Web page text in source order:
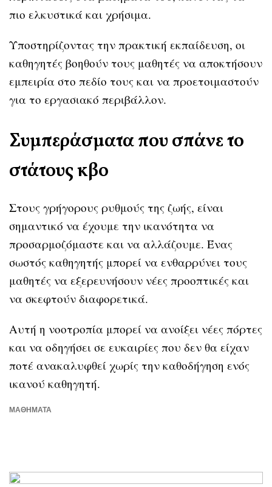
πιο ελκυστικά και χρήσιμα.
Υποστηρίζοντας την πρακτική εκπαίδευση, οι
καθηγητές βοηθούν τους μαθητές να αποκτήσουν
εμπειρία στο πεδίο τους και να προετοιμαστούν
για το εργασιακό περιβάλλον.
Συμπεράσματα που σπάνε το
στάτους κβο
Στους γρήγορους ρυθμούς της ζωής, είναι
σημαντικό να έχουμε την ικανότητα να
προσαρμοζόμαστε και να αλλάζουμε. Ένας
σωστός καθηγητής μπορεί να ενθαρρύνει τους
μαθητές να εξερευνήσουν νέες προοπτικές και
να σκεφτούν διαφορετικά.
Αυτή η νοοτροπία μπορεί να ανοίξει νέες πόρτες
και να οδηγήσει σε ευκαιρίες που δεν θα είχαν
ποτέ ανακαλυφθεί χωρίς την καθοδήγηση ενός
ικανού καθηγητή.
ΜΑΘΉΜΑΤΑ